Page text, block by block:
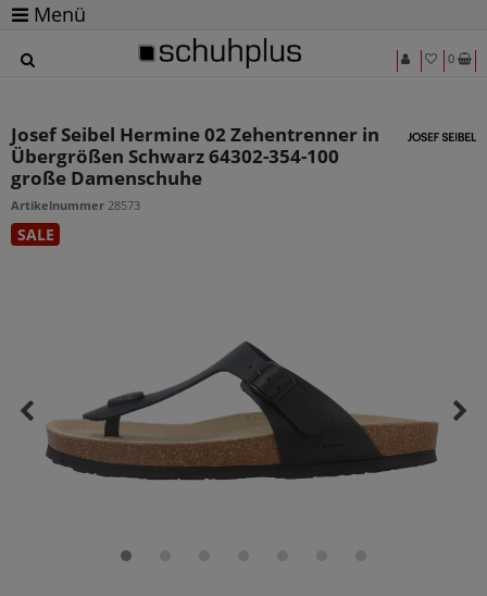
Menü
0
Josef Seibel Hermine 02 Zehentrenner in
Übergrößen Schwarz 64302-354-100
große Damenschuhe
Artikelnummer 28573
SALE